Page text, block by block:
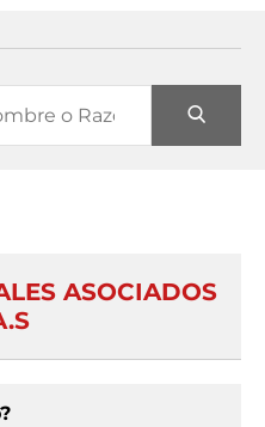
ASOCIADOS